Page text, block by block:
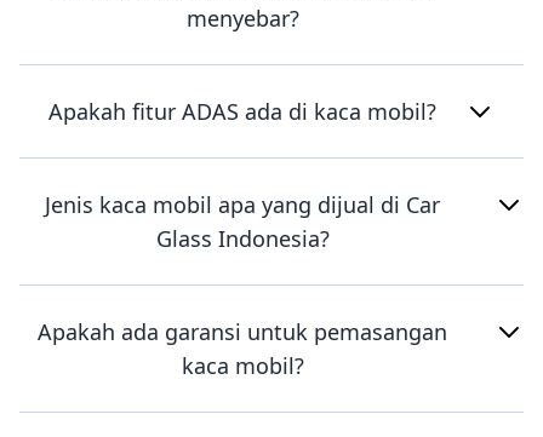
menyebar?
Apakah fitur ADAS ada di kaca mobil?
Jenis kaca mobil apa yang dijual di Car
Glass Indonesia?
Apakah ada garansi untuk pemasangan
kaca mobil?